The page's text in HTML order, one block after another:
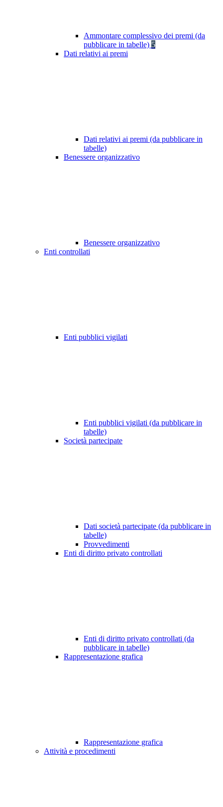
Ammontare complessivo dei premi (da
pubblicare in tabelle) 5
Dati relativi ai premi
Dati relativi ai premi (da pubblicare in
tabelle)
Benessere organizzativo
Benessere organizzativo
Enti controllati
Enti pubblici vigilati
Enti pubblici vigilati (da pubblicare in
tabelle)
Società partecipate
Dati società partecipate (da pubblicare in
tabelle)
Provvedimenti
Enti di diritto privato controllati
Enti di diritto privato controllati (da
pubblicare in tabelle)
Rappresentazione grafica
Rappresentazione grafica
Attività e procedimenti